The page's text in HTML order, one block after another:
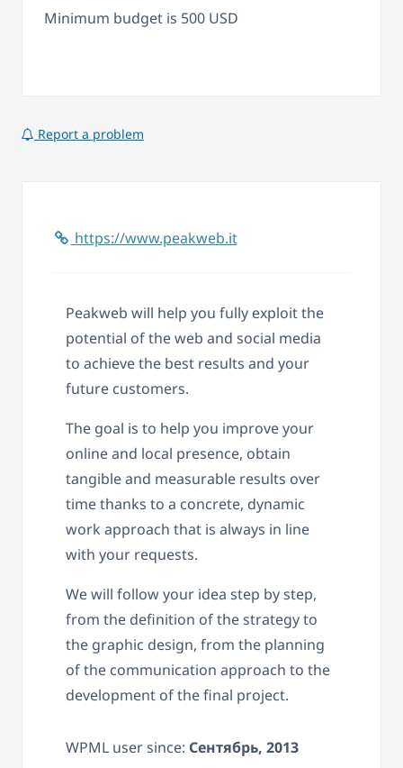
Minimum budget is 500 USD
Report a problem
https://www.peakweb.it
Peakweb will help you fully exploit the
potential of the web and social media
to achieve the best results and your
future customers.
The goal is to help you improve your
online and local presence, obtain
tangible and measurable results over
time thanks to a concrete, dynamic
work approach that is always in line
with your requests.
We will follow your idea step by step,
from the definition of the strategy to
the graphic design, from the planning
of the communication approach to the
development of the final project.
WPML user since: Сентябрь, 2013